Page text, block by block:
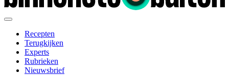
Recepten
Terugkijken
Experts
Rubrieken
Nieuwsbrief